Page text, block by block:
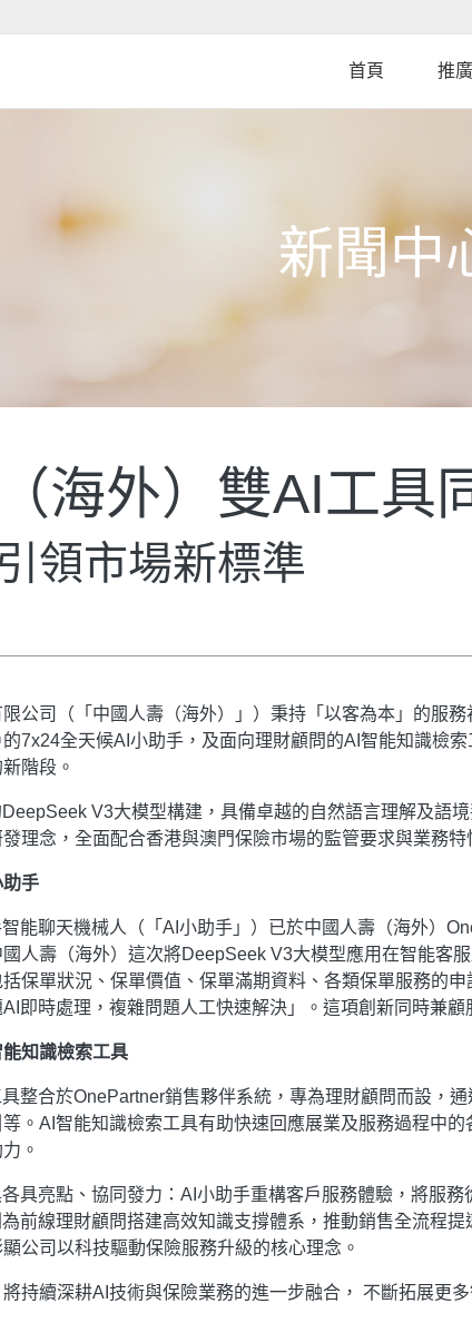
to
首頁 推廣
新聞中
海外）雙AI工具
領市場新標準
公司（「中國人壽（海外）」）秉持「以客為本」的服
7x24全天候AI小助手，及面向理財顧問的AI智能知識檢
階段。
V3大模型構建，具備卓越的自然語言理解及語
理念，全面配合香港與澳門保險市場的監管要求與業務
手
能聊天機械人（「AI小助手」）已於中國人壽（海外）
人壽（海外）這次將DeepSeek V3大模型應用在智能客
保單狀況、保單價值、保單滿期資料、各類保單服務的
即時處理，複雜問題人工快速解決」。​這項創新同時兼
知識檢索工具
整合於OnePartner銷售夥伴系統，專為理財顧問而設，
。AI智能知識檢索工具有助快速回應展業及服務過程中
。
具亮點、協同發力：AI小助手重構客戶服務體驗，將服
前線理財顧問搭建高效知識支撐體系，推動銷售全流程
公司以科技驅動保險服務升級的核心理念。
持續深耕AI技術與保險業務的進一步融合， 不斷拓展更